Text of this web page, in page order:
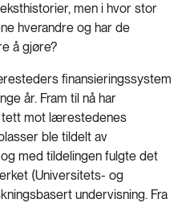
men i hvor stor
hverandre og har de
å gjøre?
finansieringssystem
år. Fram til nå har
mot lærestedenes
ble tildelt av
med tildelingen fulgte det
(Universitets- og
undervisning. Fra